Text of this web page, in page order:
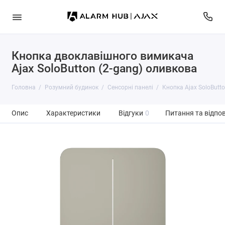
Кнопка двоклавішного вимикача
Ajax SoloButton (2-gang) оливкова
Головна Розумний будинок Сенсорні панелі Кнопка Ajax
Опис Характеристики Відгуки 0 Питання та